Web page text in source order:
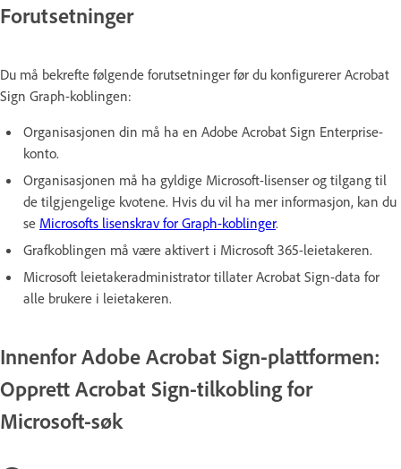
Forutsetninger
Du må bekrefte følgende forutsetninger før du konfigurerer Acrobat
Sign Graph-koblingen:
Organisasjonen din må ha en Adobe Acrobat Sign Enterprise-
konto.
Organisasjonen må ha gyldige Microsoft-lisenser og tilgang til
de tilgjengelige kvotene. Hvis du vil ha mer informasjon, kan du
se Microsofts lisenskrav for Graph-koblinger.
Grafkoblingen må være aktivert i Microsoft 365-leietakeren.
Microsoft leietakeradministrator tillater Acrobat Sign-data for
alle brukere i leietakeren.
Innenfor Adobe Acrobat Sign-plattformen:
Opprett Acrobat Sign-tilkobling for
Microsoft-søk